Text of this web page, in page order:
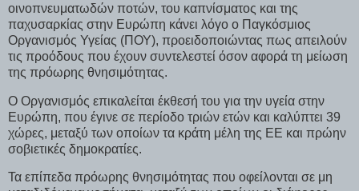
οινοπνευματωδών ποτών, του καπνίσματος και της
παχυσαρκίας στην Ευρώπη κάνει λόγο ο Παγκόσμιος
Οργανισμός Υγείας (ΠΟΥ), προειδοποιώντας πως απειλούν
τις προόδους που έχουν συντελεστεί όσον αφορά τη μείωση
της πρόωρης θνησιμότητας.
Ο Οργανισμός επικαλείται έκθεσή του για την υγεία στην
Ευρώπη, που έγινε σε περίοδο τριών ετών και καλύπτει 39
χώρες, μεταξύ των οποίων τα κράτη μέλη της ΕΕ και πρώην
σοβιετικές δημοκρατίες.
Τα επίπεδα πρόωρης θνησιμότητας που οφείλονται σε μη